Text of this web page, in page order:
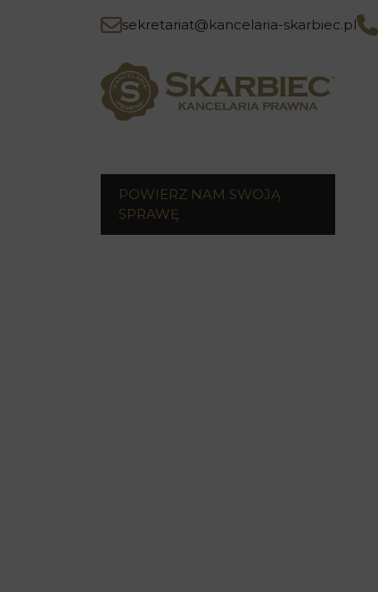
sekretariat@kancelaria-skarbiec.pl
POWIERZ NAM SWOJĄ
SPRAWĘ